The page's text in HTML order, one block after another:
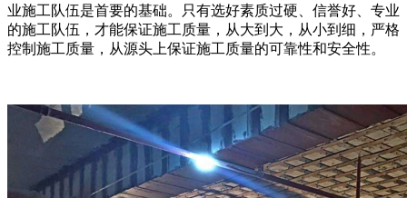
业施工队伍是首要的基础。只有选好素质过硬、信誉好、专业
的施工队伍，才能保证施工质量，从大到大，从小到细，严格
控制施工质量，从源头上保证施工质量的可靠性和安全性。